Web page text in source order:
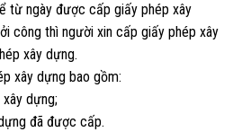
từ ngày được cấp giấy phép xây
công thì người xin cấp giấy phép xây
xây dựng.
xây dựng bao gồm:
dựng;
đã được cấp.